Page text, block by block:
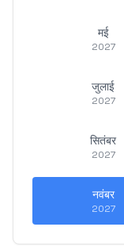
मई
2027
जुलाई
2027
सितंबर
2027
नवंबर
2027